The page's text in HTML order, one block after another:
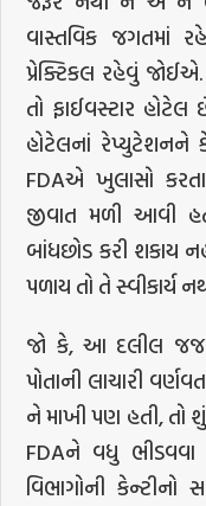
વાસ્તવિક જગતમાં
પ્રેક્ટિકલ રહેવું
તો ફાઈવસ્ટાર
હોટેલનાં રેપ્યુટેશનને
FDAએ ખુલાસો
જીવાત મળી આવી
બાંધછોડ કરી શકાય
પળાય તો તે સ્વીકાર્ય
જો કે, આ દલીલ
પોતાની લાચારી
ને માખી પણ હતી, તો શું
FDAને વધુ
વિભાગોની